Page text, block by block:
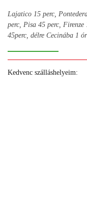
Lajatico 15 perc,
perc, Pisa 45 perc,
45perc, délre Cecinába 1
Kedvenc szálláshelyeim: